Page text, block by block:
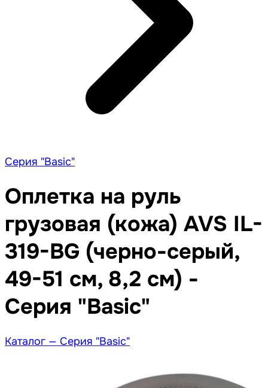
Серия "Basic"
Оплетка на руль
грузовая (кожа) AVS IL-
319-BG (черно-серый,
49-51 см, 8,2 см) -
Серия "Basic"
Каталог — Серия "Basic"